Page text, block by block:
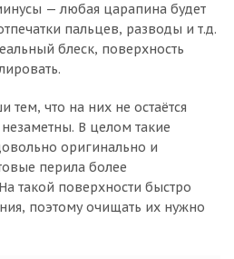
— любая царапина будет
пальцев, разводы и т.д.
блеск, поверхность
что на них не остаётся
В целом такие
оригинально и
перила более
такой поверхности быстро
поэтому очищать их нужно